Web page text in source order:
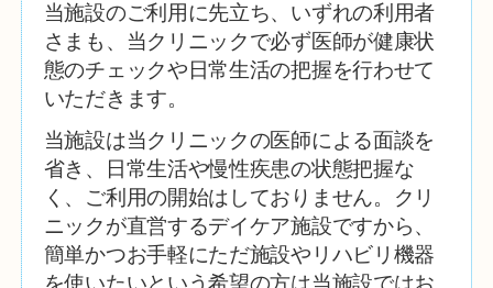
当施設のご利用に先立ち、いずれの利用者
さまも、当クリニックで必ず医師が健康状
態のチェックや日常生活の把握を行わせて
いただきます。
当施設は当クリニックの医師による面談を
省き、日常生活や慢性疾患の状態把握な
く、ご利用の開始はしておりません。クリ
ニックが直営するデイケア施設ですから、
簡単かつお手軽にただ施設やリハビリ機器
を使いたいという希望の方は当施設ではお